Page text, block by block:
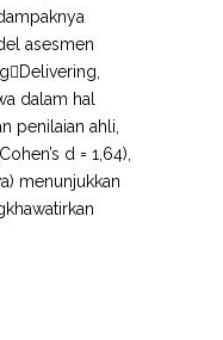
asesmen
dalam hal
penilaian ahli,
d = 1,64),
menunjukkan